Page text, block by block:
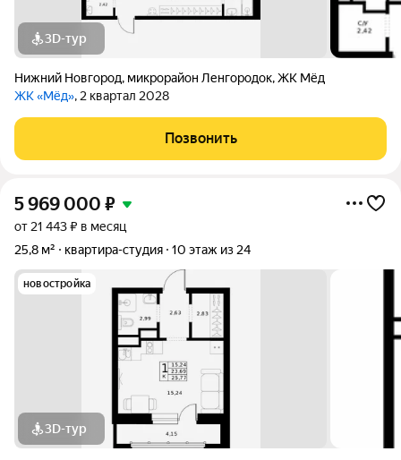
3D-тур
Нижний Новгород, микрорайон Ленгородок,ЖК Мёд
ЖК «Мёд», 2 квартал 2028
Позвонить
5 969 000 ₽
от 21 443 ₽ в месяц
25,8 м²
квартира-студия 10 этаж из 24
новостройка
3D-тур